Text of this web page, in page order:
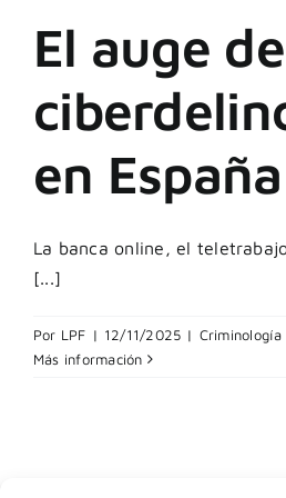
El auge
en España
La banca online, el
[...]
Por LPF | 12/11/2025 | Criminología
Más información